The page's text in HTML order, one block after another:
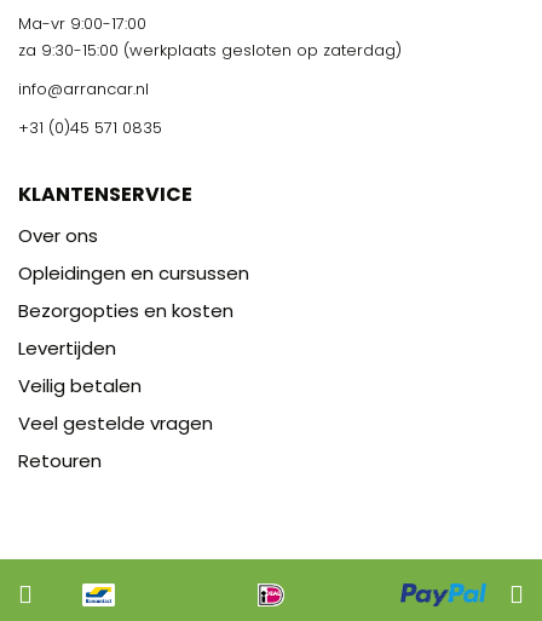
Ma-vr 9:00-17:00
za 9:30-15:00 (werkplaats gesloten op zaterdag)
info@arrancar.nl
+31 (0)45 571 0835
KLANTENSERVICE
Over ons
Opleidingen en cursussen
Bezorgopties en kosten
Levertijden
Veilig betalen
Veel gestelde vragen
Retouren